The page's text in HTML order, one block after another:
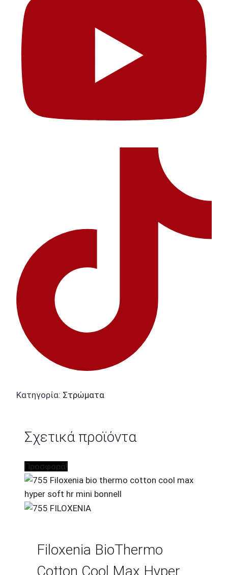
Κατηγορία: Στρώματα
Σχετικά προϊόντα
Προσφορά!
Filoxenia BioThermo
Cotton Cool Max Hyper